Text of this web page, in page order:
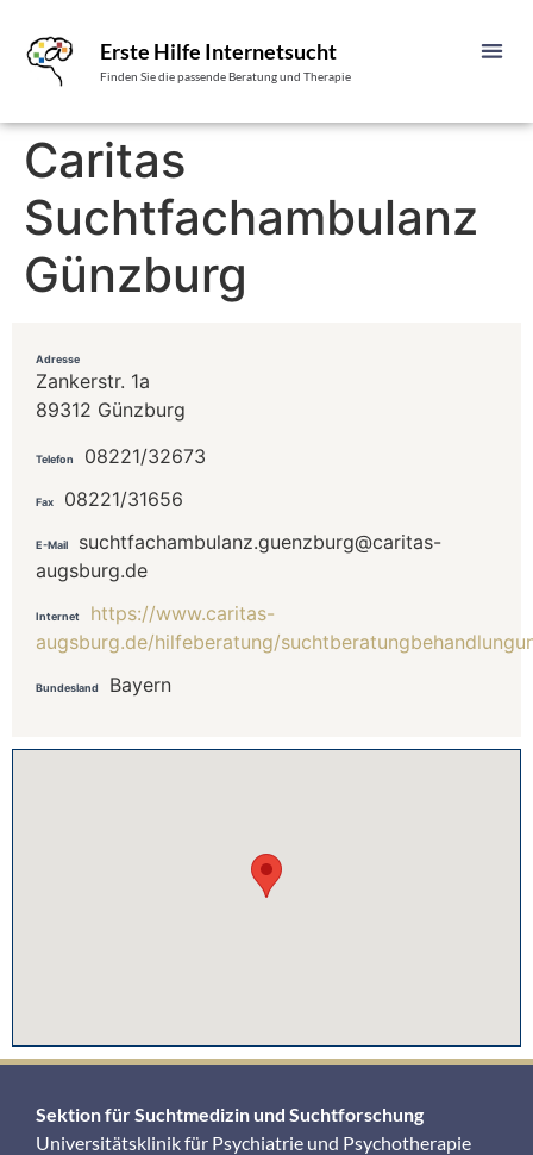
Erste Hilfe Internetsucht
Finden Sie die passende Beratung und Therapie
Caritas
Suchtfachambulanz
Günzburg
Adresse
Zankerstr. 1a
89312 Günzburg
Telefon 08221/32673
Fax 08221/31656
E-Mail
suchtfachambulanz.guenzburg@caritas-
augsburg.de
Internet
https://www.caritas-
augsburg.de/hilfeberatung/
Bundesland Bayern
Sektion für Suchtmedizin und Suchtforschung
Universitätsklinik für Psychiatrie und Psychotherapie